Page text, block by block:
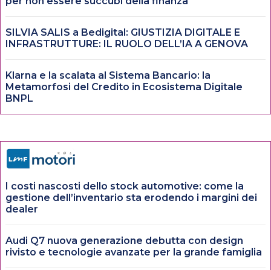
SILVIA SALIS a Bedigital: GIUSTIZIA DIGITALE E
INFRASTRUTTURE: IL RUOLO DELL’IA A GENOVA
Klarna e la scalata al Sistema Bancario: la
Metamorfosi del Credito in Ecosistema Digitale
BNPL
I costi nascosti dello stock automotive: come la
gestione dell’inventario sta erodendo i margini dei
dealer
Audi Q7 nuova generazione debutta con design
rivisto e tecnologie avanzate per la grande famiglia